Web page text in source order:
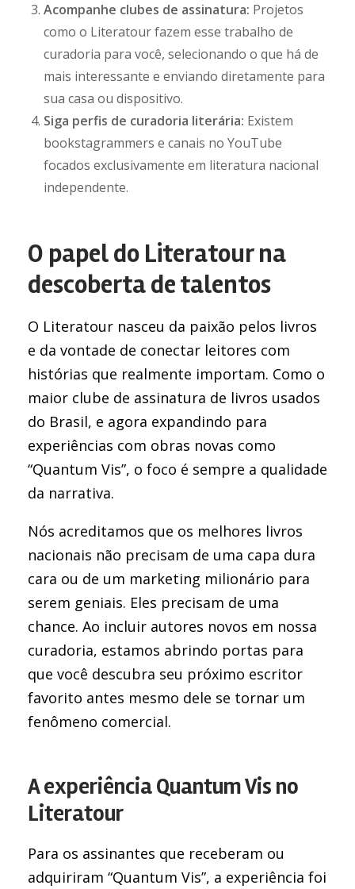
Acompanhe clubes de assinatura: Projetos
como o Literatour fazem esse trabalho de
curadoria para você, selecionando o que há de
mais interessante e enviando diretamente para
sua casa ou dispositivo.
Siga perfis de curadoria literária: Existem
bookstagrammers e canais no YouTube
focados exclusivamente em literatura nacional
independente.
O papel do Literatour na
descoberta de talentos
O Literatour nasceu da paixão pelos livros
e da vontade de conectar leitores com
histórias que realmente importam. Como o
maior clube de assinatura de livros usados
do Brasil, e agora expandindo para
experiências com obras novas como
“Quantum Vis”, o foco é sempre a qualidade
da narrativa.
Nós acreditamos que os melhores livros
nacionais não precisam de uma capa dura
cara ou de um marketing milionário para
serem geniais. Eles precisam de uma
chance. Ao incluir autores novos em nossa
curadoria, estamos abrindo portas para
que você descubra seu próximo escritor
favorito antes mesmo dele se tornar um
fenômeno comercial.
A experiência Quantum Vis no
Literatour
Para os assinantes que receberam ou
adquiriram “Quantum Vis”, a experiência foi